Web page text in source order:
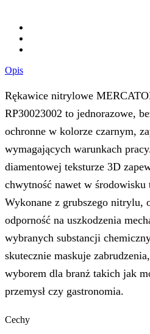
Opis
Rękawice nitrylowe
RP30023002 to jednorazowe,
ochronne w kolorze czarnym,
wymagających warunkach
diamentowej teksturze 3D
chwytność nawet w
Wykonane z grubszego nitrylu,
odporność na uszkodzenia
wybranych substancji
skutecznie maskuje
wyborem dla branż takich jak
przemysł czy gastronomia.
Cechy